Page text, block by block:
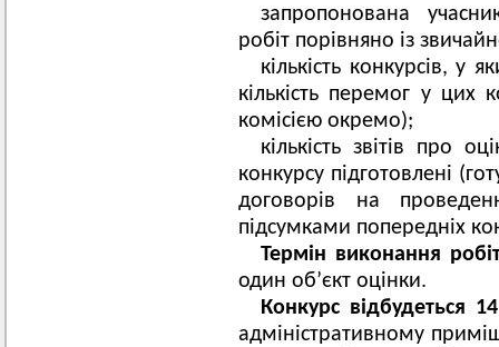
запропонована
робіт порівняно із
кількість конкурсів, у
кількість перемог у цих
комісією окремо);
кількість звітів про
конкурсу підготовлені
договорів на
підсумками попередніх
Термін виконання
один об’єкт оцінки.
Конкурс відбудеться
адміністративному